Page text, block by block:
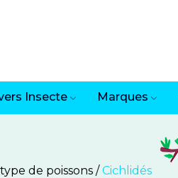
Insecte Marques
de poissons Cichlidés